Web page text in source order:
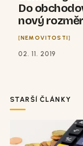
Do
nový
NEMOVITOSTI
02. 11. 2019
STARŠÍ ČLÁNKY